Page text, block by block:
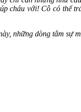
cháu với! Cô có thể
những dòng tâm sự